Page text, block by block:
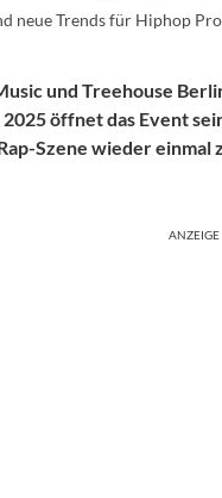
neue Trends für Hiphop
und Treehouse
öffnet das Event
Szene wieder einmal
ANZEIGE